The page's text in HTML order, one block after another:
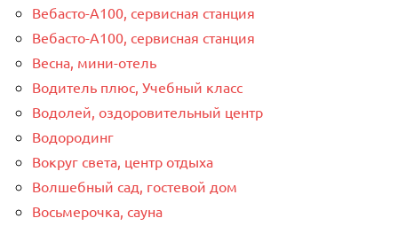
Вебасто-А100, сервисная станция
Вебасто-А100, сервисная станция
Весна, мини-отель
Водитель плюс, Учебный класс
Водолей, оздоровительный центр
Водородинг
Вокруг света, центр отдыха
Волшебный сад, гостевой дом
Восьмерочка, сауна